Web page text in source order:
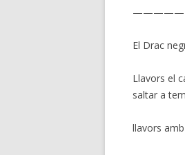
El Drac
Llavors el
saltar a
llavors